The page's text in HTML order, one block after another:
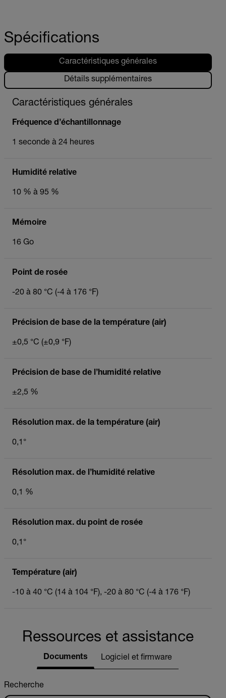
Spécifications
Caractéristiques générales
Détails supplémentaires
Caractéristiques générales
Fréquence d’échantillonnage
1 seconde à 24 heures
Humidité relative
10 % à 95 %
Mémoire
16 Go
Point de rosée
-20 à 80 °C (-4 à 176 °F)
Précision de base de la température (air)
±0,5 °C (±0,9 °F)
Précision de base de l’humidité relative
±2,5 %
Résolution max. de la température (air)
0,1°
Résolution max. de l’humidité relative
0,1 %
Résolution max. du point de rosée
0,1°
Température (air)
-10 à 40 °C (14 à 104 °F), -20 à 80 °C (-4 à 176 °F)
Ressources et assistance
Documents Logiciel et firmware
Recherche